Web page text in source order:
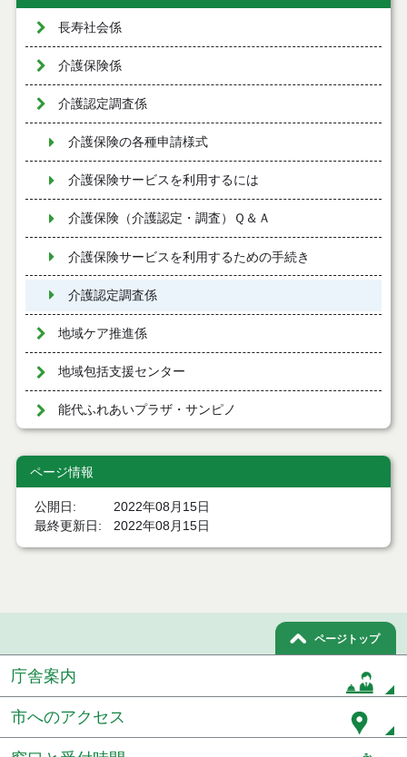
長寿社会係
介護保険係
介護認定調査係
介護保険の各種申請様式
介護保険サービスを利用するには
介護保険（介護認定・調査）Ｑ＆Ａ
介護保険サービスを利用するための手続き
介護認定調査係
地域ケア推進係
地域包括支援センター
能代ふれあいプラザ・サンピノ
ページ情報
公開日
2022年08月15日
最終更新日
2022年08月15日
ページトップ
庁舎案内
市へのアクセス